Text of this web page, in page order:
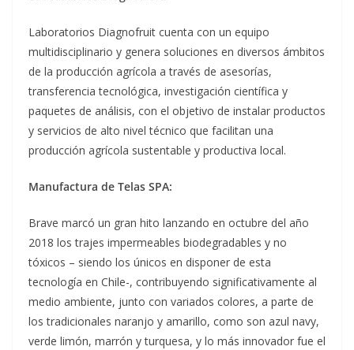
Laboratorios Diagnofruit cuenta con un equipo
multidisciplinario y genera soluciones en diversos ámbitos
de la producción agrícola a través de asesorías,
transferencia tecnológica, investigación científica y
paquetes de análisis, con el objetivo de instalar productos
y servicios de alto nivel técnico que facilitan una
producción agrícola sustentable y productiva local.
Manufactura de Telas SPA:
Brave marcó un gran hito lanzando en octubre del año
2018 los trajes impermeables biodegradables y no
tóxicos – siendo los únicos en disponer de esta
tecnología en Chile-, contribuyendo significativamente al
medio ambiente, junto con variados colores, a parte de
los tradicionales naranjo y amarillo, como son azul navy,
verde limón, marrón y turquesa, y lo más innovador fue el